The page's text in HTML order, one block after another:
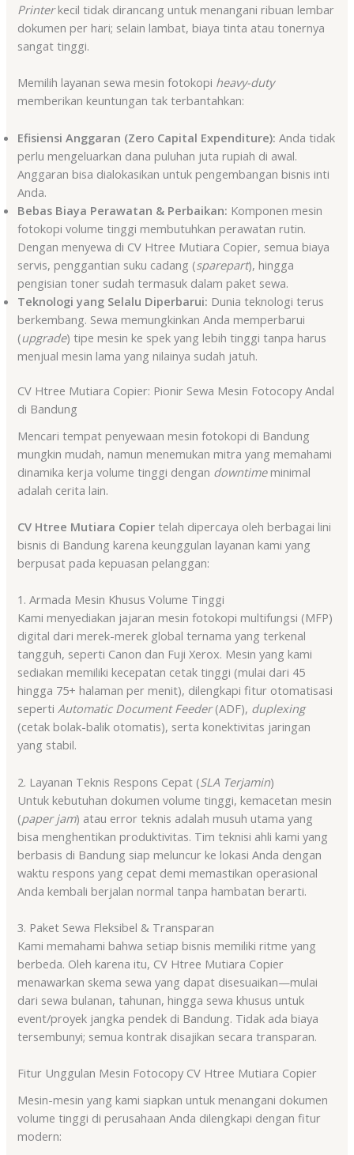
Printerkecil tidak dirancang untuk menangani ribuan lembar
dokumen per hari; selain lambat, biaya tinta atau tonernya
sangat tinggi.
Memilih layanan sewa mesin fotokopi heavy-duty
memberikan keuntungan tak terbantahkan:
Efisiensi Anggaran (Zero Capital Expenditure): Anda tidak
perlu mengeluarkan dana puluhan juta rupiah di awal.
Anggaran bisa dialokasikan untuk pengembangan bisnis inti
Anda.
Bebas Biaya Perawatan & Perbaikan: Komponen mesin
fotokopi volume tinggi membutuhkan perawatan rutin.
Dengan menyewa di CV Htree Mutiara Copier, semua biaya
servis, penggantian suku cadang (sparepart), hingga
pengisian toner sudah termasuk dalam paket sewa.
Teknologi yang Selalu Diperbarui: Dunia teknologi terus
berkembang. Sewa memungkinkan Anda memperbarui
(upgrade) tipe mesin ke spek yang lebih tinggi tanpa harus
menjual mesin lama yang nilainya sudah jatuh.
CV Htree Mutiara Copier: Pionir Sewa Mesin Fotocopy Andal
di Bandung
Mencari tempat penyewaan mesin fotokopi di Bandung
mungkin mudah, namun menemukan mitra yang memahami
dinamika kerja volume tinggi dengan downtimeminimal
adalah cerita lain.
CV Htree Mutiara Copier telah dipercaya oleh berbagai lini
bisnis di Bandung karena keunggulan layanan kami yang
berpusat pada kepuasan pelanggan:
1. Armada Mesin Khusus Volume Tinggi
Kami menyediakan jajaran mesin fotokopi multifungsi (MFP)
digital dari merek-merek global ternama yang terkenal
tangguh, seperti Canon dan Fuji Xerox. Mesin yang kami
sediakan memiliki kecepatan cetak tinggi (mulai dari 45
hingga 75+ halaman per menit), dilengkapi fitur otomatisasi
sepertiAutomatic Document Feeder(ADF), duplexing
(cetak bolak-balik otomatis), serta konektivitas jaringan
yang stabil.
2. Layanan Teknis Respons Cepat (SLA Terjamin)
Untuk kebutuhan dokumen volume tinggi, kemacetan mesin
(paper jam) atau error teknis adalah musuh utama yang
bisa menghentikan produktivitas. Tim teknisi ahli kami yang
berbasis di Bandung siap meluncur ke lokasi Anda dengan
waktu respons yang cepat demi memastikan operasional
Anda kembali berjalan normal tanpa hambatan berarti.
3. Paket Sewa Fleksibel & Transparan
Kami memahami bahwa setiap bisnis memiliki ritme yang
berbeda. Oleh karena itu, CV Htree Mutiara Copier
menawarkan skema sewa yang dapat disesuaikan—mulai
dari sewa bulanan, tahunan, hingga sewa khusus untuk
event/proyek jangka pendek di Bandung. Tidak ada biaya
tersembunyi; semua kontrak disajikan secara transparan.
Fitur Unggulan Mesin Fotocopy CV Htree Mutiara Copier
Mesin-mesin yang kami siapkan untuk menangani dokumen
volume tinggi di perusahaan Anda dilengkapi dengan fitur
modern: